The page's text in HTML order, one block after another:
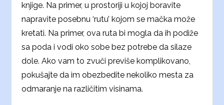
knjige. Na primer, u prostoriji u kojoj boravite
napravite posebnu ‘rutu’ kojom se mačka može
kretati. Na primer, ova ruta bi mogla da ih podiže
sa poda i vodi oko sobe bez potrebe da silaze
dole. Ako vam to zvuči previše komplikovano,
pokušajte da im obezbedite nekoliko mesta za
odmaranje na različitim visinama.